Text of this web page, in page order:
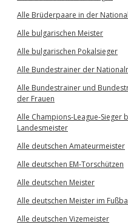
Alle Brüderpaare in der
Alle bulgarischen Meister
Alle bulgarischen Pokalsieger
Alle Bundestrainer der
Alle Bundestrainer und
der Frauen
Alle Champions-League-Sieger
Landesmeister
Alle deutschen Amateurmeister
Alle deutschen EM-Torschützen
Alle deutschen Meister
Alle deutschen Meister im
Alle deutschen Vizemeister